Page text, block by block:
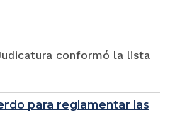
conformó la lista
para reglamentar las